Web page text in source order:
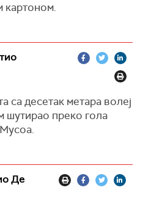
картоном.
са десетак метара волеј
шутирао преко гола
Де